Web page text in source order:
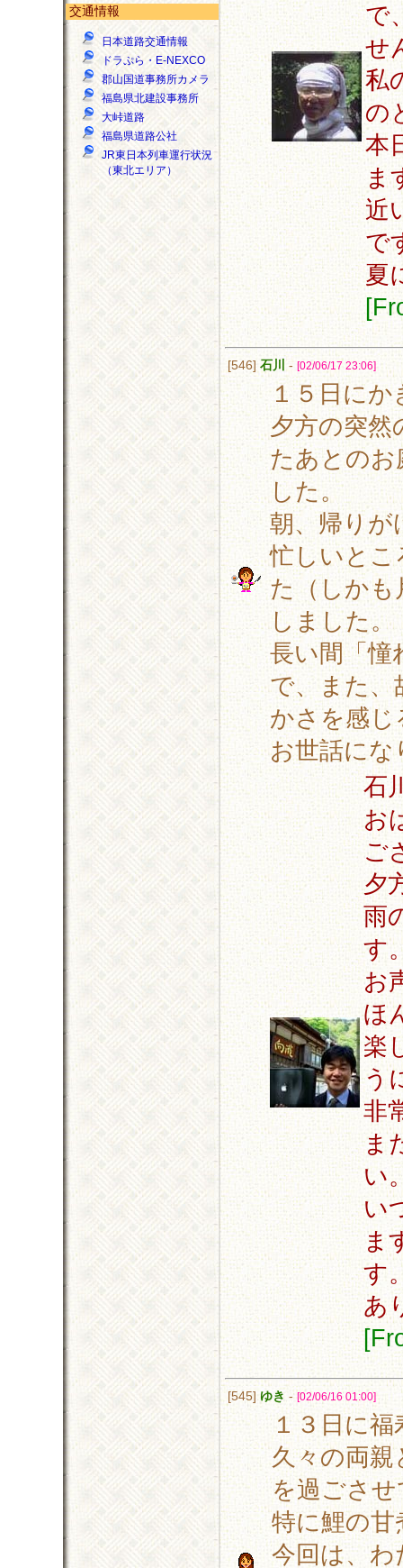
交通情報
日本道路交通情報
ドラぷら・E-NEXCO
郡山国道事務所カメラ
福島県北建設事務所
大峠道路
福島県道路公社
JR東日本列車運行状況
（東北エリア）
で
せ
私
の
本
ま
近
で
夏
[546] 石川 - [02/06/17 23:06]
１５日に
夕方の突
たあとのお
した。
朝、帰りが
忙しいとこ
た（しかも
しました。
長い間「憧
で、また、
かさを感じ
お世話にな
石
お
ご
夕
雨
す
お
ほ
楽
う
非
ま
い
い
ま
す
あ
[545] ゆき -[02/06/16 01:00]
１３日に
久々の両
を過ごさ
特に鯉の
今回は、